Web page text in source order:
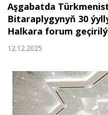
Aşgabatda
Bitaraplygynyň 30
Halkara forum
12.12.2025